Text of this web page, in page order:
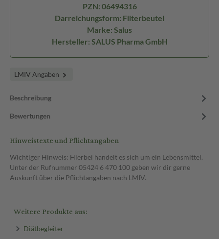
PZN: 06494316
Darreichungsform: Filterbeutel
Marke: Salus
Hersteller: SALUS Pharma GmbH
LMIV Angaben
Beschreibung
Bewertungen
Hinweistexte und Pflichtangaben
Wichtiger Hinweis: Hierbei handelt es sich um ein Lebensmittel.
Unter der Rufnummer 05424 6 470 100 geben wir dir gerne
Auskunft über die Pflichtangaben nach LMIV.
Weitere Produkte aus:
Diätbegleiter